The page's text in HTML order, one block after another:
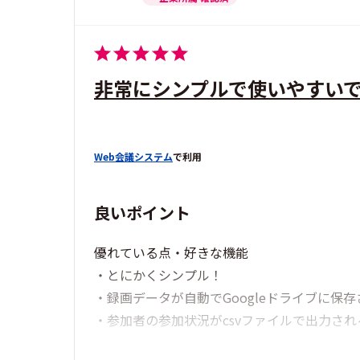
非常にシンプルで使いやすい
Web会議システムで利用
良いポイント
優れている点・好きな機能
・とにかくシンプル！
・録画データが自動でGoogleドライブに保存
・参加者の参加状況がcsvファイルで出力され